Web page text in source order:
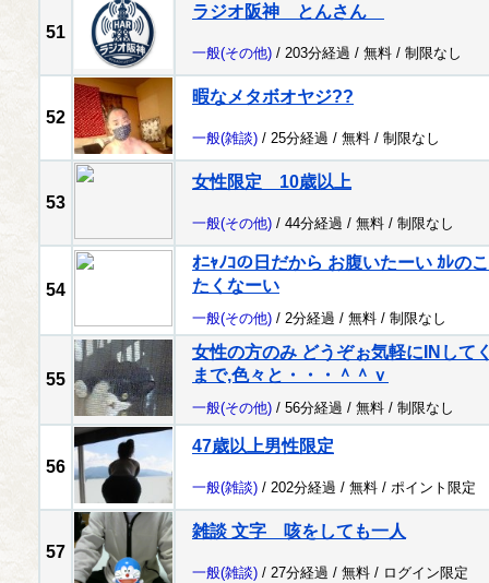
51
ラジオ阪神 とんさん
一般(その他) / 203分経過 / 無料 / 制限なし
52
暇なメタボオヤジ??
一般(雑談) / 25分経過 / 無料 / 制限なし
53
女性限定 10歳以上
一般(その他) / 44分経過 / 無料 / 制限なし
54
ｵﾆｬﾉｺの日だから お腹いたーい ｶﾚの
たくなーい
一般(その他) / 2分経過 / 無料 / 制限なし
55
女性の方のみ どうぞぉ気軽にINして
まで,色々と・・・＾＾ｖ
一般(その他) / 56分経過 / 無料 / 制限なし
56
47歳以上男性限定
一般(雑談) / 202分経過 / 無料 / ポイント限定
57
雑談 文字 咳をしても一人
一般(雑談) / 27分経過 / 無料 / ログイン限定